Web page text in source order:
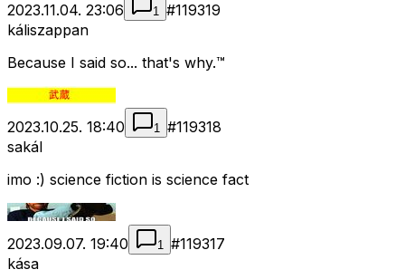
2023.11.04. 23:06 1 #119319
káliszappan
Because I said so... that's why.™
2023.10.25. 18:40 1 #119318
sakál
imo :) science fiction is science fact
2023.09.07. 19:40 1 #119317
kása